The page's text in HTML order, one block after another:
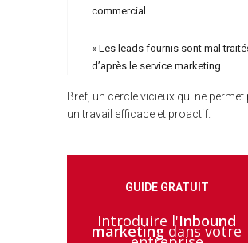
commercial
« Les leads fournis sont mal
d’après le service marketing
Bref, un cercle vicieux qui ne permet
un travail efficace et proactif.
GUIDE GRATUIT
Introduire l'Inbound
marketingdans votre